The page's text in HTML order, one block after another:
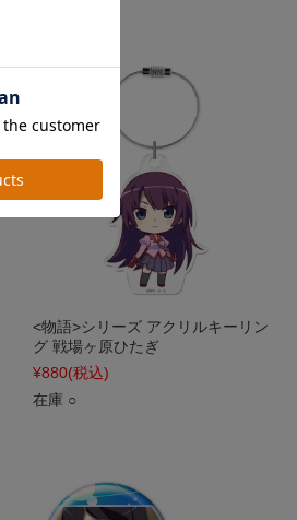
<物語>シリーズ アクリルキーリン
グ 戦場ヶ原ひたぎ
¥880(税込)
在庫 ○